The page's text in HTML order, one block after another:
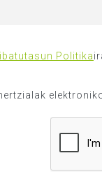
Politika